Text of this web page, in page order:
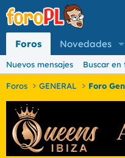
Foros Novedades
Nuevos mensajes Buscar en
Foros GENERAL Foro